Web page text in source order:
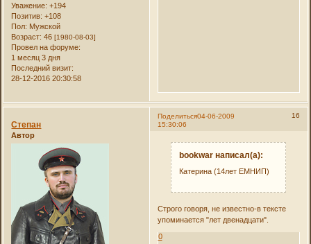
Уважение: +194
Позитив: +108
Пол: Мужской
Возраст: 46[1980-08-03]
Провел на форуме:
1 месяц 3 дня
Последний визит:
28-12-2016 20:30:58
Поделиться 16
04-06-2009
15:30:06
Степан
Автор
bookwar написал(а):
Катерина (14лет ЕМНИП)
Строго говоря, не известно-в тексте
упоминается "лет двенадцати".
0